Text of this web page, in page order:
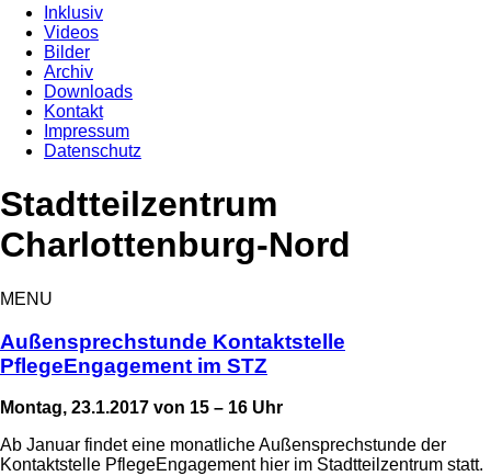
Inklusiv
Videos
Bilder
Archiv
Downloads
Kontakt
Impressum
Datenschutz
Stadtteilzentrum
Charlottenburg-Nord
MENU
Außensprechstunde Kontaktstelle
PflegeEngagement im STZ
Montag, 23.1.2017 von 15 – 16 Uhr
Ab Januar findet eine monatliche Außensprechstunde der
Kontaktstelle PflegeEngagement hier im Stadtteilzentrum statt.